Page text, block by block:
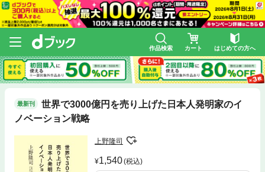
作品検索 カート はじめての方へ
最新刊
世界で3000億円を売り上げた日本人発明家のイ
ノベーション戦略
上野隆司
1,540(税込)